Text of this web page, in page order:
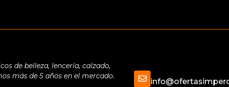
de belleza, lencería, calzado,
más de 5 años en el mercado.